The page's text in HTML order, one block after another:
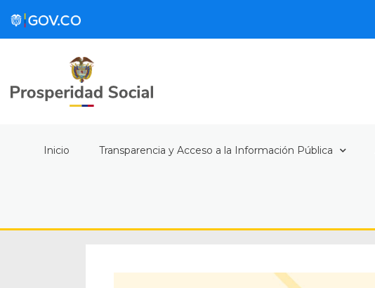
Inicio Transparencia y Acceso a la Información Pública